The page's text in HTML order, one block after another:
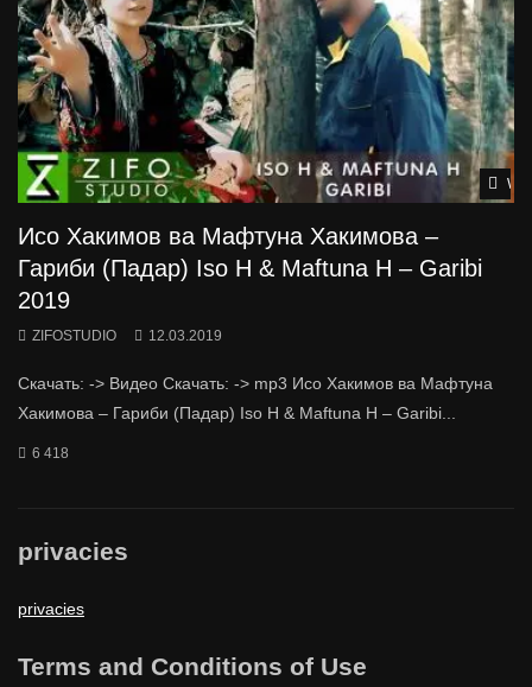
Исо Хакимов ва Мафтуна Хакимова –
Гариби (Падар) Iso H & Maftuna H – Garibi
2019
ZIFOSTUDIO 12.03.2019
Скачать: -> Видео Скачать: -> mp3 Исо Хакимов ва Мафтуна
Хакимова – Гариби (Падар) Iso H & Maftuna H – Garibi...
6 418
privacies
privacies
Terms and Conditions of Use